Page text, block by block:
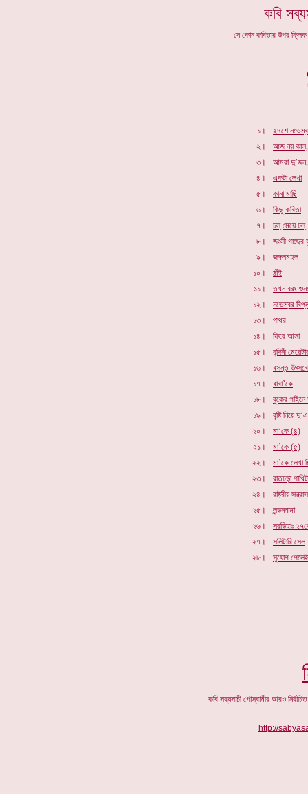
কবি
যে কোন কবিতার উপর
২৪শে
আজ নয় কাল,
আমরা
একটা লেখা
কানা মাছি
কিছু কবিতা
চল্‌ মেয়ে চল্‌
জংলী
জঙ্গলমহল
ঠাঁই
তখন বরং
নভেম্বর
পাথর
ফিরে আসা
বন্দিনী
বসন্ত
বাবা’কে
বুকের
বৃষ্টি নিয়ে
মা’কে (৪)
মা’কে (৫)
মা’কে লেখা
রাতচড়া
রাষ্ট্রীয় সন্ত্রাস
লন্ডননামা
সরডিহাঃ
সলিটারি সেল
সুযোগ পেলেই
১।
২।
৩।
৪।
৫।
৬।
৭।
৮।
৯।
১০।
১১।
১২।
১৩।
১৪।
১৫।
১৬।
১৭।
১৮।
১৯।
২০।
২১।
২২।
২৩।
২৪।
২৫।
২৬।
২৭।
২৮।
কবি সব্যসাচী গোস্বামীর আরও
http://